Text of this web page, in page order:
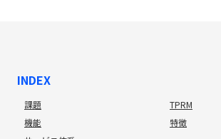
INDEX
課題
TPRM
機能
特徴